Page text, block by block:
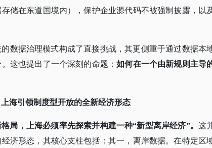
储在东道国境内），保护企业源代码不被强制披露，以
数据治理模式构成了直接挑战，其更侧重于通过数据本
这也提出了一个深刻的命题：如何在一个由新规则主导
海引领制度型开放的全新经济形态
局，上海必须率先探索并构建一种“新型离岸经济”。 这
济形态，其核心支柱包括：其一，离岸数据。在特定区